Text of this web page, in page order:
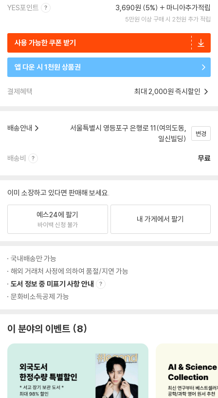
YES포인트 3,690원 (5%) 마니아추가적립
5만원 이상 구매 시 2천원 추가 적립
사용 가능한 쿠폰 받기
앱 다운 시 1천원 상품권
결제혜택 최대 2,000원 즉시할인
배송안내
서울특별시 영등포구 은행로 11(여의도동,
일신빌딩)
변경
배송비 무료
이미 소장하고 있다면 판매해 보세요.
예스24에 팔기
바이백 신청 불가
내 가게에서 팔기
국내배송만 가능
해외 거래처 사정에 의하여 품절/지연 가능
도서 정보 중 미표기 사항 안내
문화비소득공제 가능
이 분야의 이벤트 8